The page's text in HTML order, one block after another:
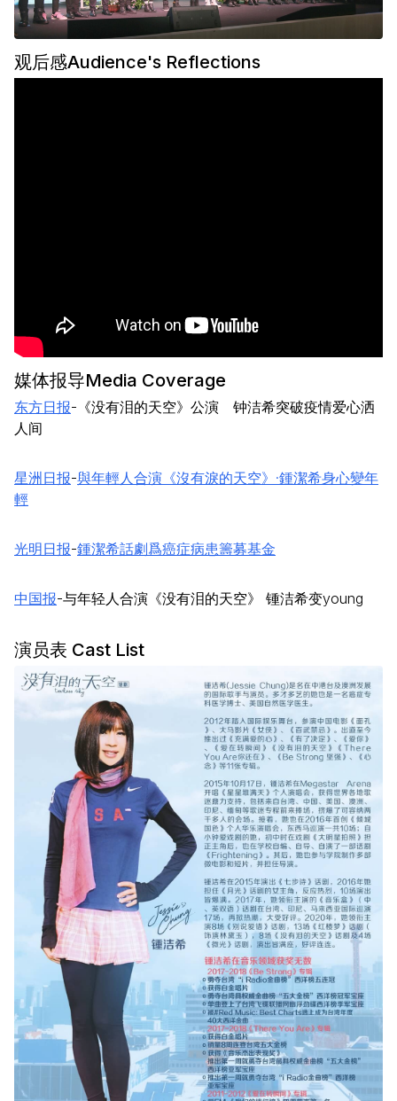
观后感Audience's Reflections
媒体报导Media Coverage
东方日报-《没有泪的天空》公演 钟洁希突破疫情爱心洒
人间
星洲日报-與年輕人合演《沒有淚的天空》·鍾潔希身心變年
輕
光明日报-鍾潔希話劇爲癌症病患籌募基金
中国报-与年轻人合演《没有泪的天空》 锺洁希变young
演员表 Cast List